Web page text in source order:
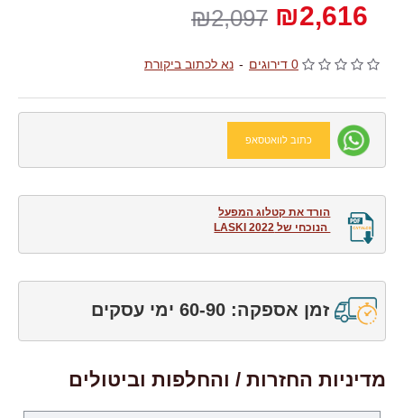
0 דירוגים - נא לכתוב ביקורת
₪2,097 ₪2,616
כתוב לוואטסאפ
הורד את קטלוג המפעל
הנוכחי של LASKI 2022
זמן אספקה: 60-90 ימי עסקים
מדיניות החזרות / והחלפות וביטולים